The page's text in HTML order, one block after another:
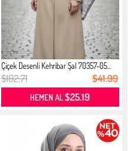
Çiçek Desenli Kehribar Şal 70357-05...
$102.71 $41.99
HEMEN AL$25.19